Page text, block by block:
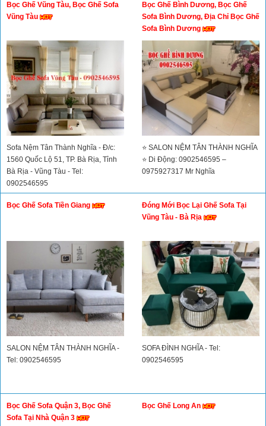
Đường Tân Lập, Thị Xã Dĩ An, Bình
Dương
Bọc Ghế Vũng Tàu, Bọc Ghế Sofa
Vũng Tàu
Sofa Nệm Tân Thành Nghĩa - Đ/c:
1560 Quốc Lộ 51, TP. Bà Rịa, Tỉnh
Bà Rịa - Vũng Tàu - Tel:
0902546595
Bọc Ghế Bình Dương, Bọc Ghế
Sofa Bình Dương, Địa Chỉ Bọc Ghế
Sofa Bình Dương
⭐ SALON NỆM TÂN THÀNH NGHĨA
⭐ Di Động: 0902546595 –
0975927317 Mr Nghĩa
Bọc Ghế Sofa Tiền Giang
SALON NỆM TÂN THÀNH NGHĨA -
Tel: 0902546595
Đóng Mới Bọc Lại Ghế Sofa Tại
Vũng Tàu - Bà Rịa
SOFA ĐÌNH NGHĨA - Tel:
0902546595
Bọc Ghế Sofa Quận 3, Bọc Ghế
Sofa Tại Nhà Quận 3
Bọc Ghế Long An